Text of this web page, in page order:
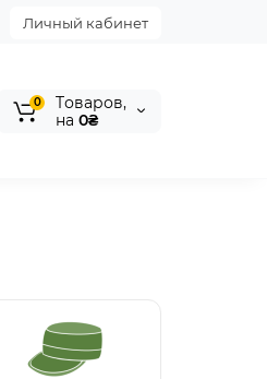
Личный кабинет
0
Tоваров,
на 0₴